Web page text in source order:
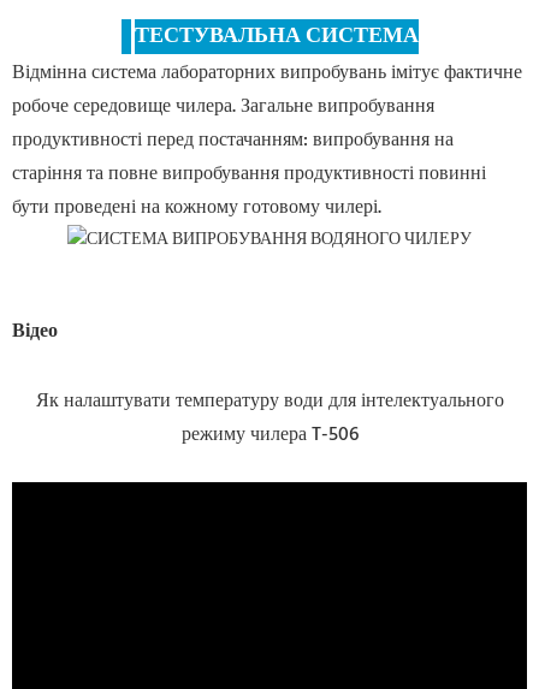
ТЕСТУВАЛЬНА СИСТЕМА
Відмінна система лабораторних випробувань імітує фактичне
робоче середовище чилера. Загальне випробування
продуктивності перед постачанням: випробування на
старіння та повне випробування продуктивності повинні
бути проведені на кожному готовому чилері.
Відео
Як налаштувати температуру води для інтелектуального
режиму чилера T-506